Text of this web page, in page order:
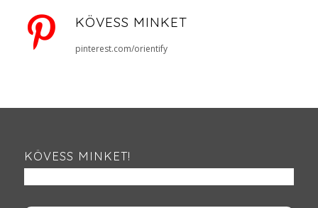
KÖVESS MINKET
pinterest.com/orientify
KÖVESS MINKET!